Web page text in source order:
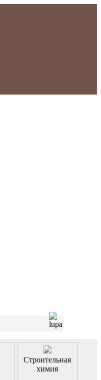
Строительная
химия